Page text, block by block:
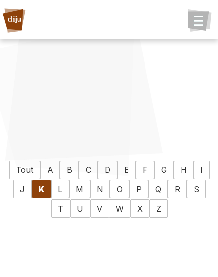
Tout A B C D E F G H
I
J
K L M N O P Q R
S
T
U V W X Z